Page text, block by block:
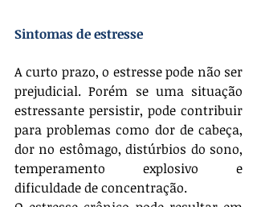
Sintomas de estresse
A curto prazo, o estresse pode não ser
prejudicial. Porém se uma situação
estressante persistir, pode contribuir
para problemas como dor de cabeça,
dor no estômago, distúrbios do sono,
temperamento explosivo e
dificuldade de concentração.